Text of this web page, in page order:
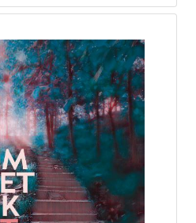
vanuit de
de Cenakelkerk
waardering voor zijn
als verbindende
bijdragen wordt ingegaan
ridder in de Orde van het
besteed aan zijn
“Het Grootste Museum
de Cenakelkerk behoort
synagogen van
en zorgen. Veertig jaar
een boek van een aantal
aan een bijzondere vriend
Heilig Landstichting